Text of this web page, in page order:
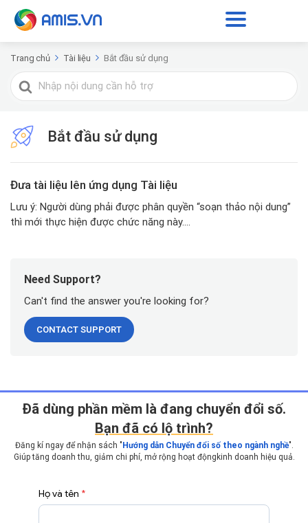
Trang chủ Tài liệu Bắt đầu sử dụng
Tìm
kiếm
Bắt đầu sử dụng
Đưa tài liệu lên ứng dụng Tài liệu
Lưu ý: Người dùng phải được phân quyền “soạn thảo nội dung”
thì mới thực hiện được chức năng này....
Need Support?
Can't find the answer you're looking for?
CONTACT SUPPORT
Ðã dùng phần mềm là đang chuyển đổi số.
Bạn đã có lộ trình?
Đăng kí ngay để nhận sách " Hướng dẫn Chuyển đổi số theo ngành nghề".
Giúp tăng doanh thu, giảm chi phí, mở rộng hoạt động kinh doanh hiệu quả.
Họ và tên *